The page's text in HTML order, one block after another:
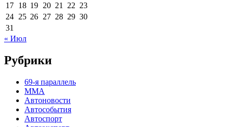
17 18 19 20 21 22 23
24 25 26 27 28 29 30
31
« Июл
Рубрики
69-я параллель
MMA
Автоновости
Автособытия
Автоспорт